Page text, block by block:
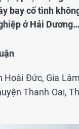
bay cố tình
ở Hải Dương…
Đức, Gia
Thanh Oai,